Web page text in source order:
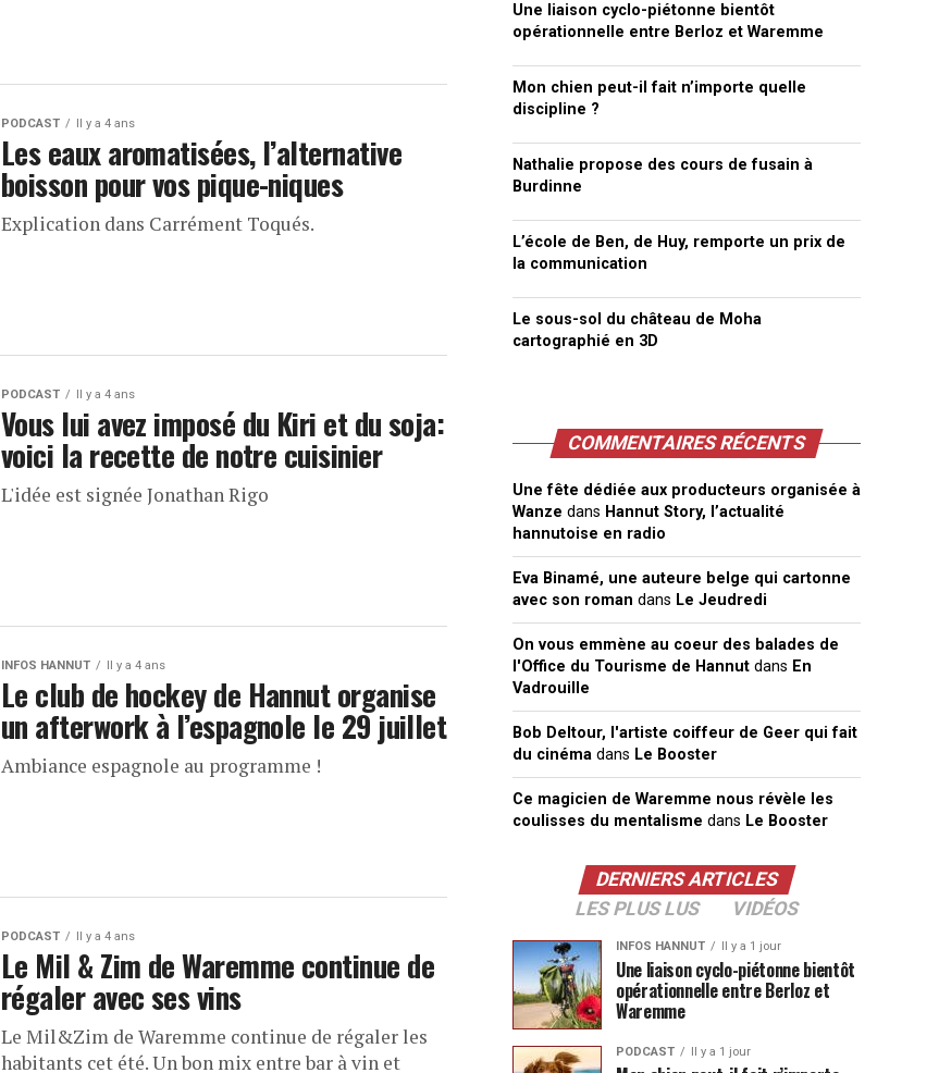
PODCAST Il y a 4 ans
Les eaux aromatisées, l’alternative
boisson pour vos pique-niques
Explication dans Carrément Toqués.
PODCAST Il y a 4 ans
Vous lui avez imposé du Kiri et du soja:
voici la recette de notre cuisinier
L'idée est signée Jonathan Rigo
INFOS HANNUT Il y a 4 ans
Le club de hockey de Hannut organise
un afterwork à l’espagnole le 29 juillet
Ambiance espagnole au programme !
PODCAST Il y a 4 ans
Le Mil & Zim de Waremme continue de
régaler avec ses vins
Le Mil&Zim de Waremme continue de régaler les
habitants cet été. Un bon mix entre bar à vin et
Une liaison cyclo-piétonne bientôt
opérationnelle entre Berloz et Waremme
Mon chien peut-il fait n’importe quelle
discipline ?
Nathalie propose des cours de fusain à
Burdinne
L’école de Ben, de Huy, remporte un prix de
la communication
Le sous-sol du château de Moha
cartographié en 3D
COMMENTAIRES RÉCENTS
Une fête dédiée aux producteurs organisée à
Wanze dans Hannut Story, l’actualité
hannutoise en radio
Eva Binamé, une auteure belge qui cartonne
avec son roman dans Le Jeudredi
On vous emmène au coeur des balades de
l'Office du Tourisme de Hannut dans En
Vadrouille
Bob Deltour, l'artiste coiffeur de Geer qui fait
du cinéma dans Le Booster
Ce magicien de Waremme nous révèle les
coulisses du mentalisme dans Le Booster
DERNIERS ARTICLES
LES PLUS LUS
VIDÉOS
INFOS HANNUT Il y a 1 jour
Une liaison cyclo-piétonne bientôt
opérationnelle entre Berloz et
Waremme
PODCAST Il y a 1 jour